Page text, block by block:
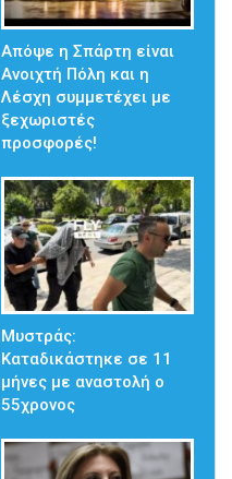
Απόψε η Σπάρτη είναι
Ανοιχτή Πόλη και η
Λέσχη συμμετέχει με
ξεχωριστές
προσφορές!
Μυστράς:
Καταδικάστηκε σε 11
μήνες με αναστολή ο
55χρονος